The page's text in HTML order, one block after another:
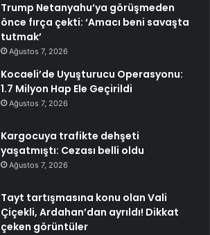
Trump Netanyahu’ya görüşmeden
önce fırça çekti: ‘Amacı beni savaşta
tutmak’
Ağustos 7, 2026
Kocaeli’de Uyuşturucu Operasyonu:
1.7 Milyon Hap Ele Geçirildi
Ağustos 7, 2026
Kargocuya trafikte dehşeti
yaşatmıştı: Cezası belli oldu
Ağustos 7, 2026
Tayt tartışmasına konu olan Vali
Çiçekli, Ardahan’dan ayrıldı! Dikkat
çeken görüntüler